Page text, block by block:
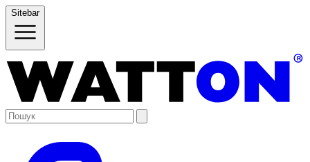
Sitebar